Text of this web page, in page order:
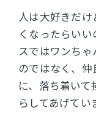
人は大好きだ
くなったらい
スではワンち
のではなく、
に、落ち着い
らしてあげてい